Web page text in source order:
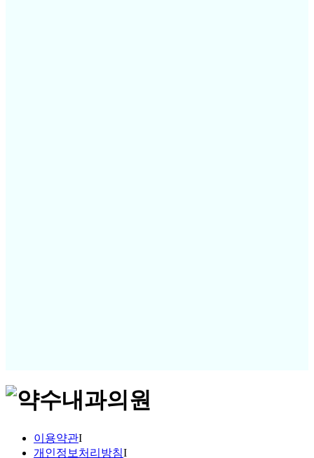
이용약관I
개인정보처리방침I